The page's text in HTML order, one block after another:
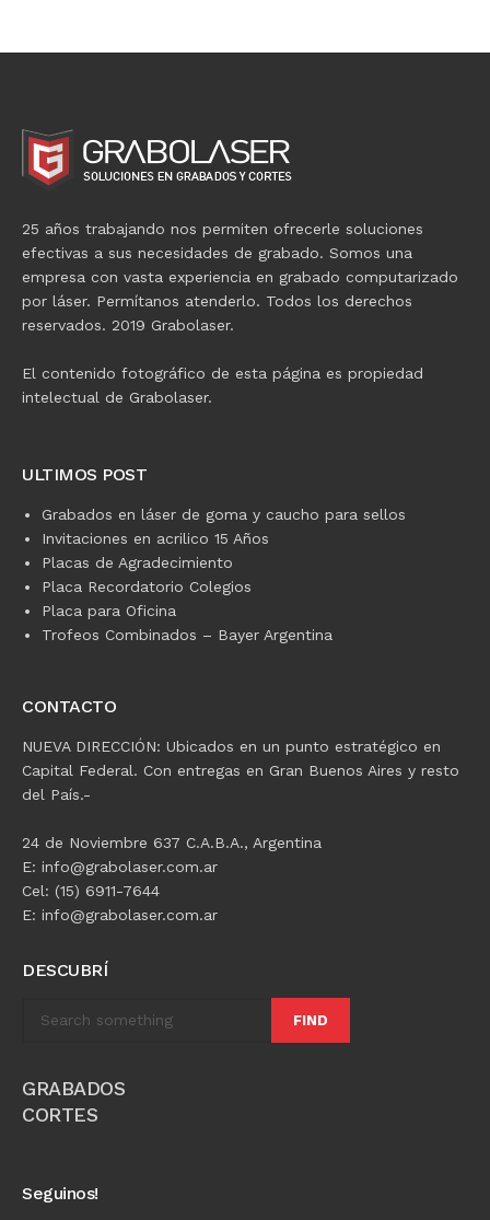
25 años trabajando nos permiten ofrecerle soluciones
efectivas a sus necesidades de grabado. Somos una
empresa con vasta experiencia en grabado computarizado
por láser. Permítanos atenderlo. Todos los derechos
reservados. 2019 Grabolaser.
El contenido fotográfico de esta página es propiedad
intelectual de Grabolaser.
ULTIMOS POST
Grabados en láser de goma y caucho para sellos
Invitaciones en acrilico 15 Años
Placas de Agradecimiento
Placa Recordatorio Colegios
Placa para Oficina
Trofeos Combinados – Bayer Argentina
CONTACTO
NUEVA DIRECCIÓN: Ubicados en un punto estratégico en
Capital Federal. Con entregas en Gran Buenos Aires y resto
del País.-
24 de Noviembre 637 C.A.B.A., Argentina
E: info@grabolaser.com.ar
Cel: (15) 6911-7644
E: info@grabolaser.com.ar
DESCUBRÍ
FIND
GRABADOS
CORTES
Seguinos!